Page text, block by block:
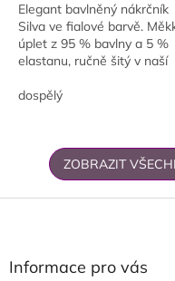
Elegant bavlněný nákrčník
Silva ve fialové barvě.
úplet z 95 % bavlny a 5 %
elastanu, ručně šitý v naší
Jednoduché nošení bez
dospělý
ZOBRAZIT
Z
Informace pro vás